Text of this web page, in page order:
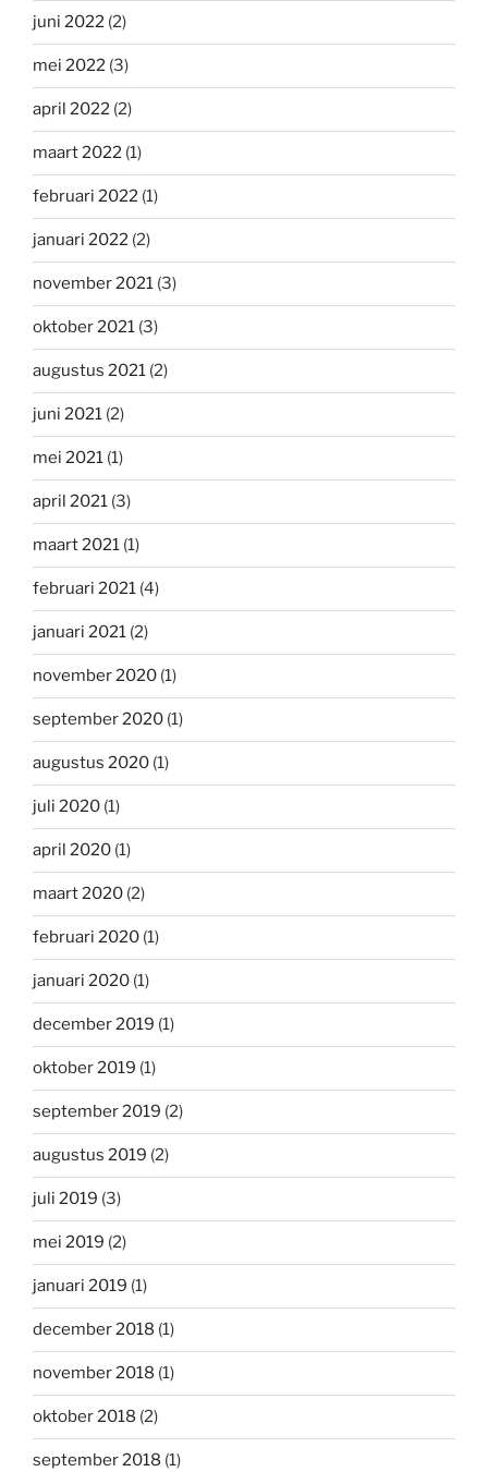
juni 2022 (2)
mei 2022 (3)
april 2022 (2)
maart 2022 (1)
februari 2022 (1)
januari 2022 (2)
november 2021 (3)
oktober 2021 (3)
augustus 2021 (2)
juni 2021 (2)
mei 2021 (1)
april 2021 (3)
maart 2021 (1)
februari 2021 (4)
januari 2021 (2)
november 2020 (1)
september 2020 (1)
augustus 2020 (1)
juli 2020 (1)
april 2020 (1)
maart 2020 (2)
februari 2020 (1)
januari 2020 (1)
december 2019 (1)
oktober 2019 (1)
september 2019 (2)
augustus 2019 (2)
juli 2019 (3)
mei 2019 (2)
januari 2019 (1)
december 2018 (1)
november 2018 (1)
oktober 2018 (2)
september 2018 (1)